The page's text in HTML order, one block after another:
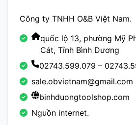
Công ty TNHH O&B Việt Nam.
quốc lộ 13, phường Mỹ
Cát, Tỉnh Bình Dương
02743.599.079 –
sale.obvietnam@gmail.com
binhduongtoolshop.com
Nguồn internet.